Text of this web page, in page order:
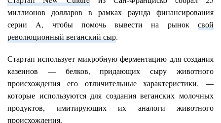
миллионов долларов в рамках раунда финансирования
серии A, чтобы помочь вывести на рынок свой
революционный веганский сыр.
Стартап использует микробную ферментацию для создания
казеинов — белков, придающих сыру животного
происхождения его отличительные характеристики, —
которые используются для создания веганских молочных
продуктов, имитирующих их аналоги животного
происхождения.